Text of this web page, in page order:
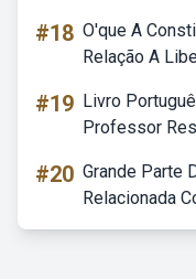
#18 O'que A
Relação A
#19 Livro
Professor
#20 Grande Parte
Relacionada